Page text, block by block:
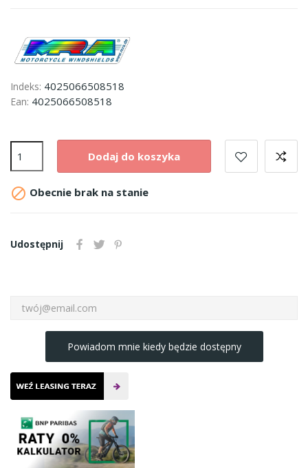
Indeks: 4025066508518
Ean: 4025066508518
Dodaj do koszyka
 Obecnie brak na stanie
Udostępnij
Powiadom mnie kiedy będzie dostępny